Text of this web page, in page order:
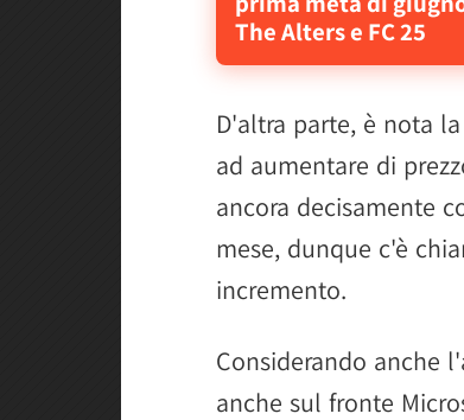
The Alters e FC 25
D'altra parte, è nota la
ad aumentare di
ancora decisamente
mese, dunque c'è
incremento.
Considerando anche
anche sul fronte